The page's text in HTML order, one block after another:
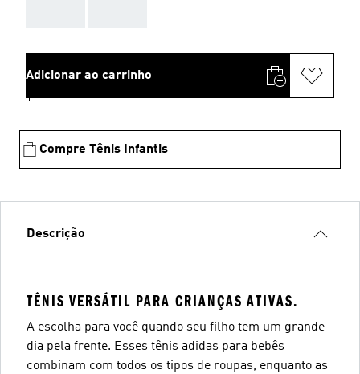
Adicionar ao carrinho
Compre Tênis Infantis
Descrição
TÊNIS VERSÁTIL PARA CRIANÇAS ATIVAS.
A escolha para você quando seu filho tem um grande
dia pela frente. Esses tênis adidas para bebês
combinam com todos os tipos de roupas, enquanto as